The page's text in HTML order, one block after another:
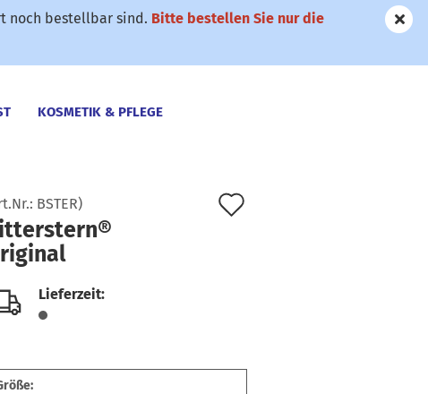
noch bestellbar sind. Bitte bestellen Sie nur die
KOSMETIK & PFLEGE
BSTER)
Lieferzeit: